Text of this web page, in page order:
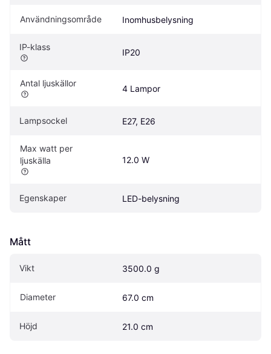
Användningsområde Inomhusbelysning
IP-klass
IP20
Antal ljuskällor
4 Lampor
Lampsockel E27, E26
Max watt per
ljuskälla
12.0 W
Egenskaper LED-belysning
Mått
Vikt 3500.0 g
Diameter 67.0 cm
Höjd 21.0 cm